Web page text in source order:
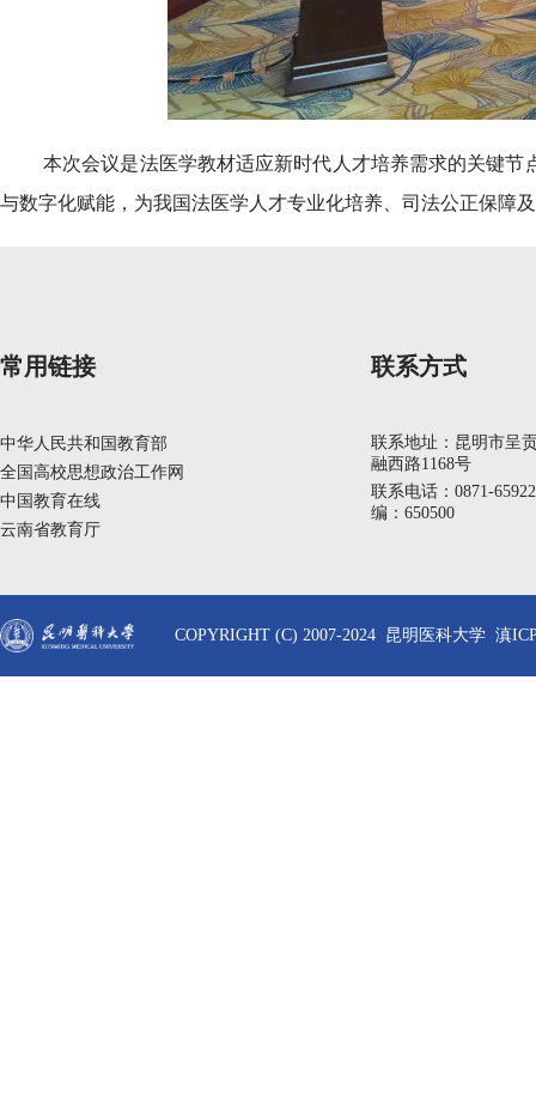
本次会议是法医学教材适应新时代人才培养需求的关键
与数字化赋能，为我国法医学人才专业化培养、司法公正保障
常用链接
中华人民共和国教育部
全国高校思想政治工作网
中国教育在线
云南省教育厅
联系方式
联系地址：昆明市呈
融西路1168号
联系电话：0871-
编：650500
COPYRIGHT (C) 2007-2024 昆明医科大学 滇